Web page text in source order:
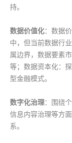
持。
数据价值化：数据
中，但当前数据行
属边界，数据要素
等；数据资本化：
型金融模式。
数字化治理：围绕
信息内容治理等方
系。